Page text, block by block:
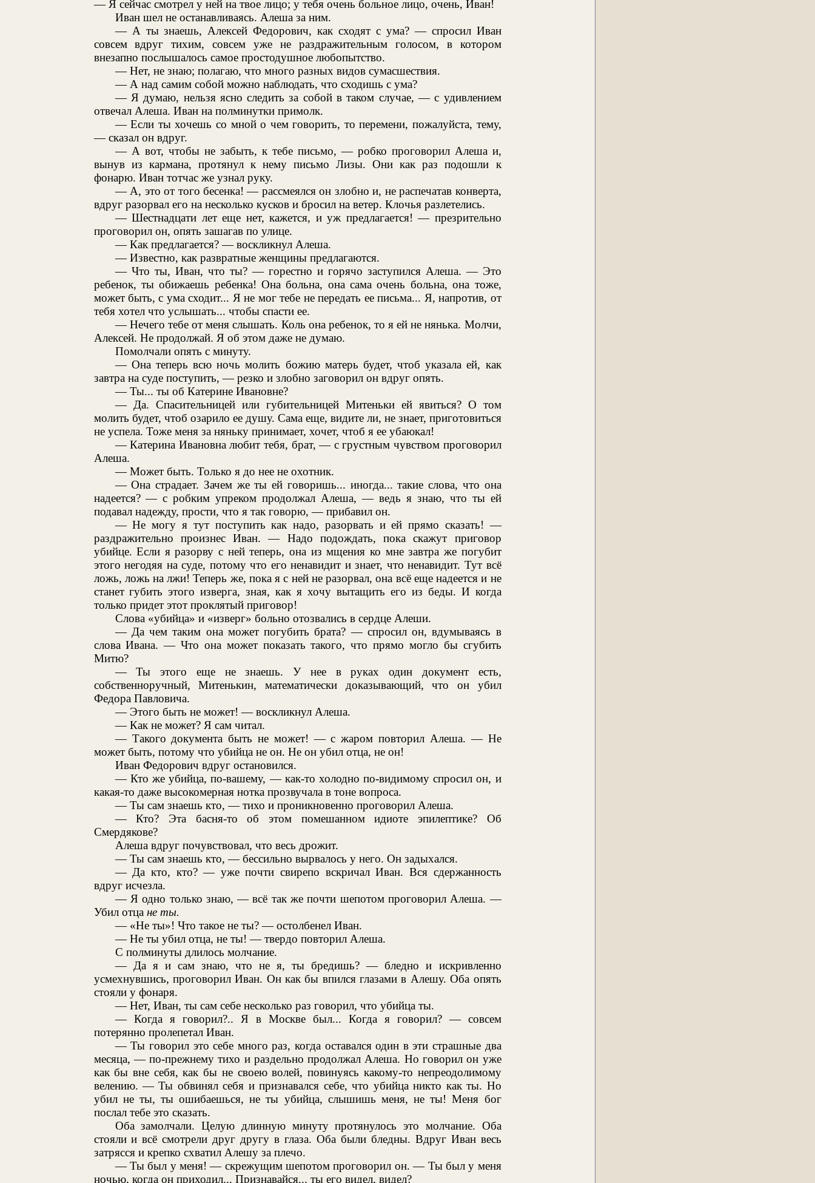
— Я сейчас смотрел у ней на твое лицо; у тебя очень больное лицо, очень, Иван!
Иван шел не останавливаясь. Алеша за ним.
— А ты знаешь, Алексей Федорович, как сходят с ума? — спросил Иван
совсем вдруг тихим, совсем уже не раздражительным голосом, в котором
внезапно послышалось самое простодушное любопытство.
— Нет, не знаю; полагаю, что много разных видов сумасшествия.
— А над самим собой можно наблюдать, что сходишь с ума?
— Я думаю, нельзя ясно следить за собой в таком случае, — с удивлением
отвечал Алеша. Иван на полминутки примолк.
— Если ты хочешь со мной о чем говорить, то перемени, пожалуйста, тему,
— сказал он вдруг.
— А вот, чтобы не забыть, к тебе письмо, — робко проговорил Алеша и,
вынув из кармана, протянул к нему письмо Лизы. Они как раз подошли к
фонарю. Иван тотчас же узнал руку.
— А, это от того бесенка! — рассмеялся он злобно и, не распечатав конверта,
вдруг разорвал его на несколько кусков и бросил на ветер. Клочья разлетелись.
— Шестнадцати лет еще нет, кажется, и уж предлагается! — презрительно
проговорил он, опять зашагав по улице.
— Как предлагается? — воскликнул Алеша.
— Известно, как развратные женщины предлагаются.
— Что ты, Иван, что ты? — горестно и горячо заступился Алеша. — Это
ребенок, ты обижаешь ребенка! Она больна, она сама очень больна, она тоже,
может быть, с ума сходит... Я не мог тебе не передать ее письма... Я, напротив, от
тебя хотел что услышать... чтобы спасти ее.
— Нечего тебе от меня слышать. Коль она ребенок, то я ей не нянька. Молчи,
Алексей. Не продолжай. Я об этом даже не думаю.
Помолчали опять с минуту.
— Она теперь всю ночь молить божию матерь будет, чтоб указала ей, как
завтра на суде поступить, — резко и злобно заговорил он вдруг опять.
— Ты... ты об Катерине Ивановне?
— Да. Спасительницей или губительницей Митеньки ей явиться? О том
молить будет, чтоб озарило ее душу. Сама еще, видите ли, не знает, приготовиться
не успела. Тоже меня за няньку принимает, хочет, чтоб я ее убаюкал!
— Катерина Ивановна любит тебя, брат, — с грустным чувством проговорил
Алеша.
— Может быть. Только я до нее не охотник.
— Она страдает. Зачем же ты ей говоришь... иногда... такие слова, что она
надеется? — с робким упреком продолжал Алеша, — ведь я знаю, что ты ей
подавал надежду, прости, что я так говорю, — прибавил он.
— Не могу я тут поступить как надо, разорвать и ей прямо сказать! —
раздражительно произнес Иван. — Надо подождать, пока скажут приговор
убийце. Если я разорву с ней теперь, она из мщения ко мне завтра же погубит
этого негодяя на суде, потому что его ненавидит и знает, что ненавидит. Тут всё
ложь, ложь на лжи! Теперь же, пока я с ней не разорвал, она всё еще надеется и не
станет губить этого изверга, зная, как я хочу вытащить его из беды. И когда
только придет этот проклятый приговор!
Слова «убийца» и «изверг» больно отозвались в сердце Алеши.
— Да чем таким она может погубить брата? — спросил он, вдумываясь в
слова Ивана. — Что она может показать такого, что прямо могло бы сгубить
Митю?
— Ты этого еще не знаешь. У нее в руках один документ есть,
собственноручный, Митенькин, математически доказывающий, что он убил
Федора Павловича.
— Этого быть не может! — воскликнул Алеша.
— Как не может? Я сам читал.
— Такого документа быть не может! — с жаром повторил Алеша. — Не
может быть, потому что убийца не он. Не он убил отца, не он!
Иван Федорович вдруг остановился.
— Кто же убийца, по-вашему, — как-то холодно по-видимому спросил он, и
какая-то даже высокомерная нотка прозвучала в тоне вопроса.
— Ты сам знаешь кто, — тихо и проникновенно проговорил Алеша.
— Кто? Эта басня-то об этом помешанном идиоте эпилептике? Об
Смердякове?
Алеша вдруг почувствовал, что весь дрожит.
— Ты сам знаешь кто, — бессильно вырвалось у него. Он задыхался.
— Да кто, кто? — уже почти свирепо вскричал Иван. Вся сдержанность
вдруг исчезла.
— Я одно только знаю, — всё так же почти шепотом проговорил Алеша. —
Убил отца не ты.
— «Не ты»! Что такое не ты? — остолбенел Иван.
— Не ты убил отца, не ты! — твердо повторил Алеша.
С полминуты длилось молчание.
— Да я и сам знаю, что не я, ты бредишь? — бледно и искривленно
усмехнувшись, проговорил Иван. Он как бы впился глазами в Алешу. Оба опять
стояли у фонаря.
— Нет, Иван, ты сам себе несколько раз говорил, что убийца ты.
— Когда я говорил?.. Я в Москве был... Когда я говорил? — совсем
потерянно пролепетал Иван.
— Ты говорил это себе много раз, когда оставался один в эти страшные два
месяца, — по-прежнему тихо и раздельно продолжал Алеша. Но говорил он уже
как бы вне себя, как бы не своею волей, повинуясь какому-то непреодолимому
велению. — Ты обвинял себя и признавался себе, что убийца никто как ты. Но
убил не ты, ты ошибаешься, не ты убийца, слышишь меня, не ты! Меня бог
послал тебе это сказать.
Оба замолчали. Целую длинную минуту протянулось это молчание. Оба
стояли и всё смотрели друг другу в глаза. Оба были бледны. Вдруг Иван весь
затрясся и крепко схватил Алешу за плечо.
— Ты был у меня! — скрежущим шепотом проговорил он. — Ты был у меня
ночью, когда он приходил... Признавайся... ты его видел, видел?